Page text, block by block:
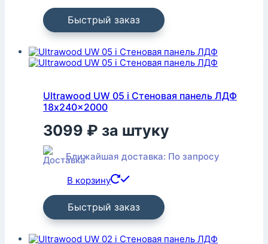
Быстрый заказ
Ultrawood UW 05 i Стеновая панель ЛДФ
18x240x2000
3099 ₽ за штуку
Ближайшая доставка: По запросу
В корзину
Быстрый заказ